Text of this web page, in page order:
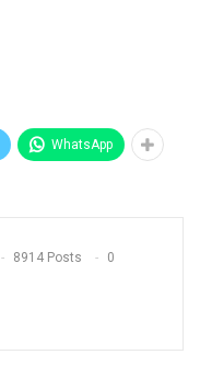
WhatsApp
8914 Posts 0